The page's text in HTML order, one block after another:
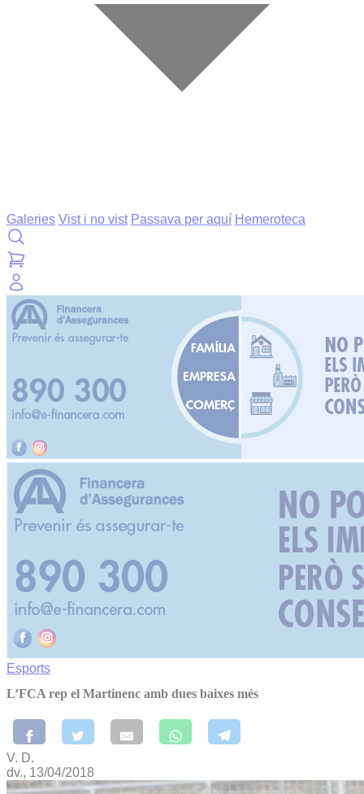
Galeries Vist i no vist Passava per aquí Hemeroteca
Esports
L’FCA rep el Martinenc amb dues baixes més
V. D.
dv., 13/04/2018